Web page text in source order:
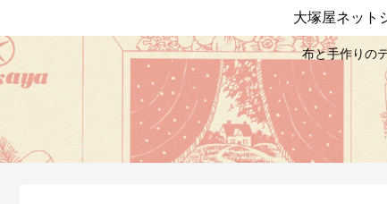
布と手作りの
大塚屋ネット